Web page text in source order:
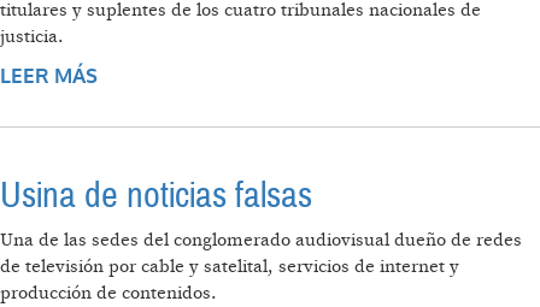
titulares y suplentes de los cuatro tribunales nacionales de
justicia.
LEER MÁS
JUDICIAL Y EL RIESGO DE LA CAPTACIÓN DEL
Usina de noticias falsas
Una de las sedes del conglomerado audiovisual dueño de redes
de televisión por cable y satelital, servicios de internet y
producción de contenidos.